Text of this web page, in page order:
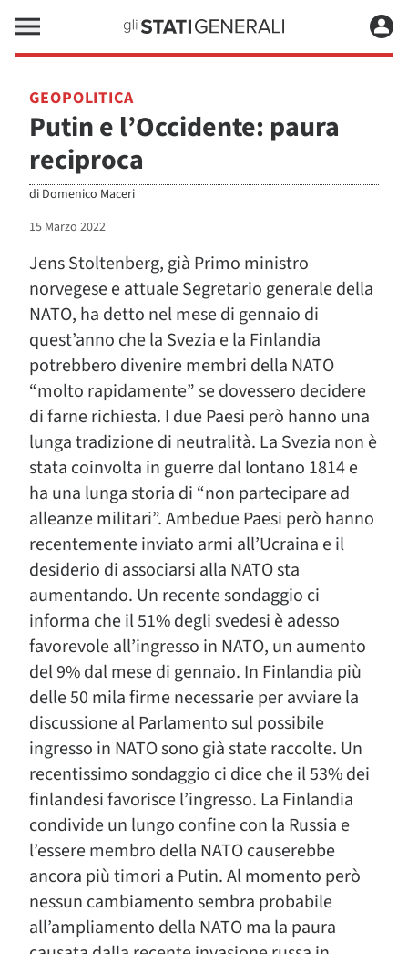
GEOPOLITICA
Putin e l’Occidente: paura
reciproca
di Domenico Maceri
15 Marzo 2022
Jens Stoltenberg, già Primo ministro
norvegese e attuale Segretario generale della
NATO, ha detto nel mese di gennaio di
quest’anno che la Svezia e la Finlandia
potrebbero divenire membri della NATO
“molto rapidamente” se dovessero decidere
di farne richiesta. I due Paesi però hanno una
lunga tradizione di neutralità. La Svezia non è
stata coinvolta in guerre dal lontano 1814 e
ha una lunga storia di “non partecipare ad
alleanze militari”. Ambedue Paesi però hanno
recentemente inviato armi all’Ucraina e il
desiderio di associarsi alla NATO sta
aumentando. Un recente sondaggio ci
informa che il 51% degli svedesi è adesso
favorevole all’ingresso in NATO, un aumento
del 9% dal mese di gennaio. In Finlandia più
delle 50 mila firme necessarie per avviare la
discussione al Parlamento sul possibile
ingresso in NATO sono già state raccolte. Un
recentissimo sondaggio ci dice che il 53% dei
finlandesi favorisce l’ingresso. La Finlandia
condivide un lungo confine con la Russia e
l’essere membro della NATO causerebbe
ancora più timori a Putin. Al momento però
nessun cambiamento sembra probabile
all’ampliamento della NATO ma la paura